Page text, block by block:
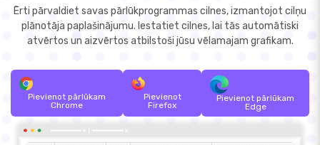
Ērti pārvaldiet savas pārlūkprogrammas cilnes, izmantojot cilņu
plānotāja paplašinājumu. Iestatiet cilnes, lai tās automātiski
atvērtos un aizvērtos atbilstoši jūsu vēlamajam grafikam.
Pievienot pārlūkam
Chrome
Pievienot
Firefox
Pievienot pārlūkam
Edge